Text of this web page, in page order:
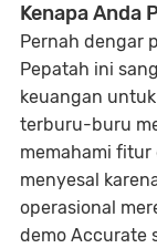
Kenapa Anda
Pernah dengar
Pepatah ini
keuangan
terburu-buru
memahami fitur
menyesal
operasional
demo Accurate